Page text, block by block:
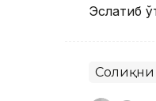
Эслатиб